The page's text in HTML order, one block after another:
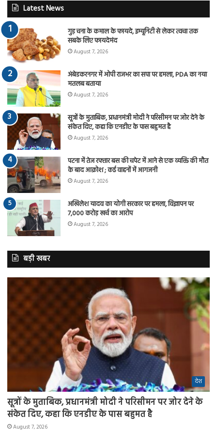
Latest News
गुड़ चना के कमाल के फायदे, इम्यूनिटी से लेकर त्वचा तक
सबके लिए फायदेमंद
August 7, 2026
अंबेडकरनगर में ओपी राजभर का सपा पर हमला, PDA का नया
मतलब बताया
August 7, 2026
सूत्रों के मुताबिक, प्रधानमंत्री मोदी ने परिसीमन पर जोर देने के
संकेत दिए, कहा कि एनडीए के पास बहुमत है
August 7, 2026
पटना में तेज रफ्तार बस की चपेट में आने से एक व्यक्ति की मौत
के बाद आक्रोश ; कई वाहनों में आगजनी
August 7, 2026
अखिलेश यादव का योगी सरकार पर हमला, विज्ञापन पर
7,000 करोड़ खर्च का आरोप
August 7, 2026
बड़ी खबर
देश
सूत्रों के मुताबिक, प्रधानमंत्री मोदी ने परिसीमन पर जोर देने के
संकेत दिए, कहा कि एनडीए के पास बहुमत है
August 7, 2026